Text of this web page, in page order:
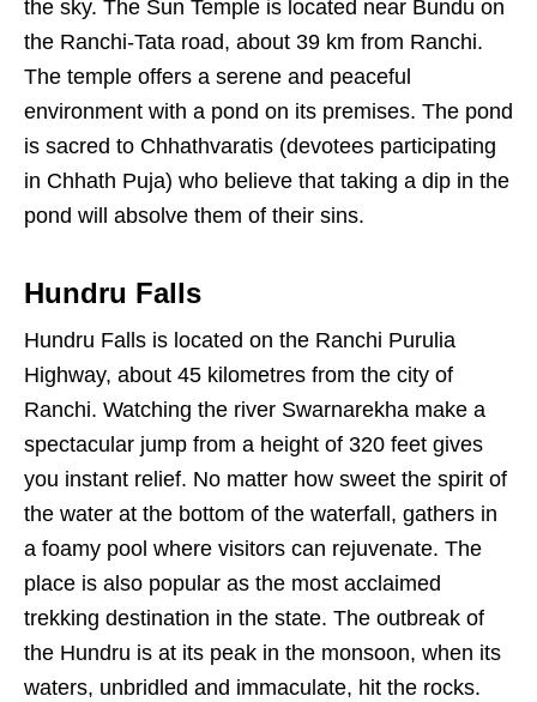
the sky. The Sun Temple is located near Bundu on
the Ranchi-Tata road, about 39 km from Ranchi.
The temple offers a serene and peaceful
environment with a pond on its premises. The pond
is sacred to Chhathvaratis (devotees participating
in Chhath Puja) who believe that taking a dip in the
pond will absolve them of their sins.
Hundru Falls
Hundru Falls is located on the Ranchi Purulia
Highway, about 45 kilometres from the city of
Ranchi. Watching the river Swarnarekha make a
spectacular jump from a height of 320 feet gives
you instant relief. No matter how sweet the spirit of
the water at the bottom of the waterfall, gathers in
a foamy pool where visitors can rejuvenate. The
place is also popular as the most acclaimed
trekking destination in the state. The outbreak of
the Hundru is at its peak in the monsoon, when its
waters, unbridled and immaculate, hit the rocks.